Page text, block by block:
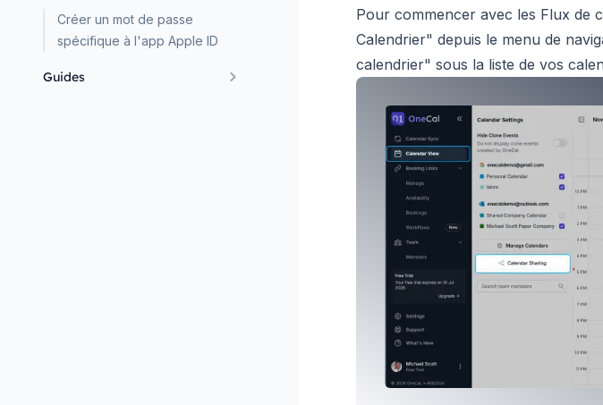
Créer un mot de passe
spécifique à l'app Apple ID
Guides
Pour commencer avec les Flux de
Calendrier" depuis le menu de
calendrier" sous la liste de vos